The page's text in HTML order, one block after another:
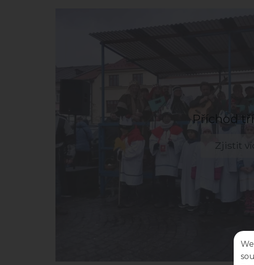
Příchod
Zjistit